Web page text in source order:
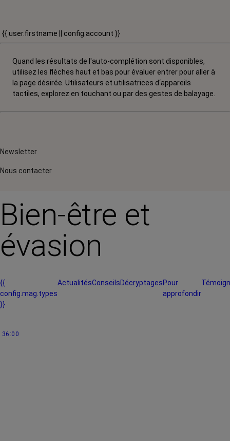
{{ user.firstname || config.account }}
Quand les résultats de l'auto-complétion sont disponibles,
utilisez les flèches haut et bas pour évaluer entrer pour aller à
la page désirée. Utilisateurs et utilisatrices d‘appareils
tactiles, explorez en touchant ou par des gestes de balayage.
Newsletter
Nous contacter
Bien-être et
évasion
{{
config.mag.types
}}
ActualitésConseilsDécryptagesPour
approfondir
36:00